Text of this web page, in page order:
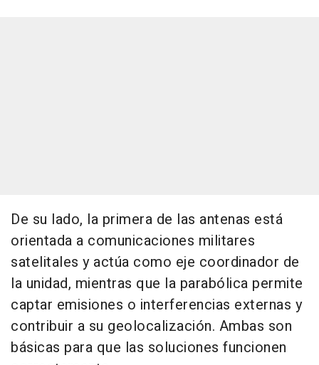
De su lado, la primera de las antenas está
orientada a comunicaciones militares
satelitales y actúa como eje coordinador de
la unidad, mientras que la parabólica permite
captar emisiones o interferencias externas y
contribuir a su geolocalización. Ambas son
básicas para que las soluciones funcionen